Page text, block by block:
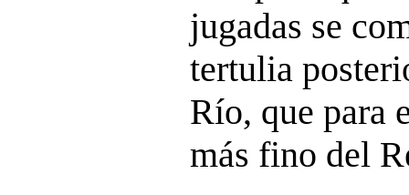
jugadas se
tertulia
Río, que para
más fino del